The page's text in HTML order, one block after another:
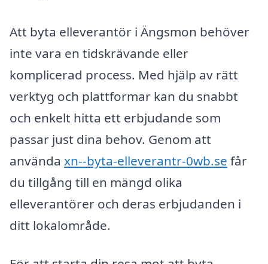
Att byta elleverantör i Ängsmon behöver
inte vara en tidskrävande eller
komplicerad process. Med hjälp av rätt
verktyg och plattformar kan du snabbt
och enkelt hitta ett erbjudande som
passar just dina behov. Genom att
använda xn--byta-elleverantr-0wb.se får
du tillgång till en mängd olika
elleverantörer och deras erbjudanden i
ditt lokalområde.